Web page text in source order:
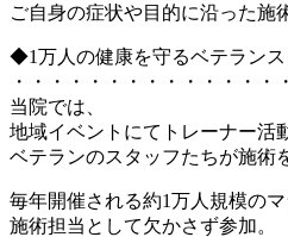
ご自身の症状や目的に沿った
◆1万人の健康を守るベテラン
・・・・・・・・・・・・・・
当院では、
地域イベントにてトレーナー活
ベテランのスタッフたちが施術
毎年開催される約1万人規模のマ
施術担当として欠かさず参加。